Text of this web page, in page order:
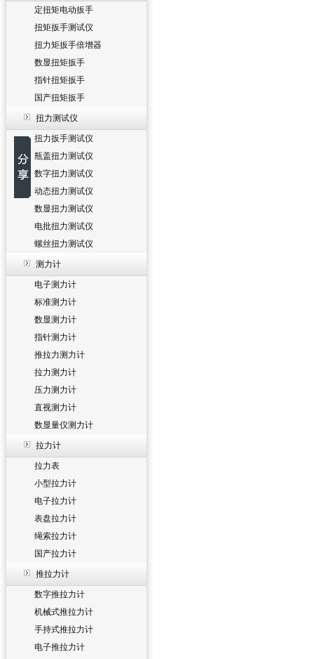
定扭矩电动扳手
扭矩扳手测试仪
扭力矩扳手倍增器
数显扭矩扳手
指针扭矩扳手
国产扭矩扳手
扭力测试仪
扭力扳手测试仪
瓶盖扭力测试仪
数字扭力测试仪
动态扭力测试仪
数显扭力测试仪
电批扭力测试仪
螺丝扭力测试仪
测力计
电子测力计
标准测力计
数显测力计
指针测力计
推拉力测力计
拉力测力计
压力测力计
直视测力计
数显量仪测力计
拉力计
拉力表
小型拉力计
电子拉力计
表盘拉力计
绳索拉力计
国产拉力计
推拉力计
数字推拉力计
机械式推拉力计
手持式推拉力计
电子推拉力计